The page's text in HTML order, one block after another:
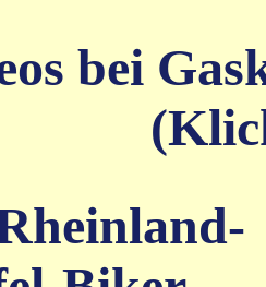
bei